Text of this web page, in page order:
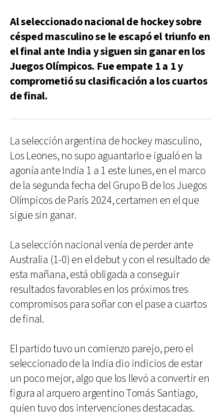
Al seleccionado nacional de hockey sobre
césped masculino se le escapó el triunfo en
el final ante India y siguen sin ganar en los
Juegos Olímpicos. Fue empate 1 a 1 y
comprometió su clasificación a los cuartos
de final.
La selección argentina de hockey masculino,
Los Leones, no supo aguantarlo e igualó en la
agonía ante India 1 a 1 este lunes, en el marco
de la segunda fecha del Grupo B de los Juegos
Olímpicos de París 2024, certamen en el que
sigue sin ganar.
La selección nacional venía de perder ante
Australia (1-0) en el debut y con el resultado de
esta mañana, está obligada a conseguir
resultados favorables en los próximos tres
compromisos para soñar con el pase a cuartos
de final.
El partido tuvo un comienzo parejo, pero el
seleccionado de la India dio indicios de estar
un poco mejor, algo que los llevó a convertir en
figura al arquero argentino Tomás Santiago,
quien tuvo dos intervenciones destacadas.